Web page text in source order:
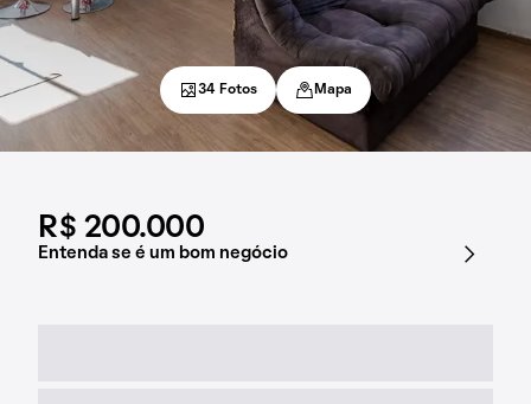
R$ 200.000
Entenda se é um bom negócio
34 Fotos Mapa